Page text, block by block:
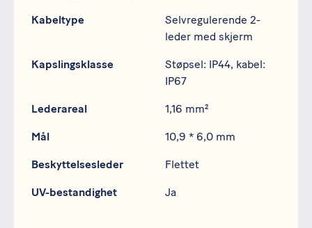
Kabeltype
Selvregulerende 2-
leder med skjerm
Kapslingsklasse
Støpsel: IP44, kabel:
IP67
Lederareal 1,16 mm²
Mål 10,9 * 6,0 mm
Beskyttelsesleder Flettet
UV-bestandighet Ja